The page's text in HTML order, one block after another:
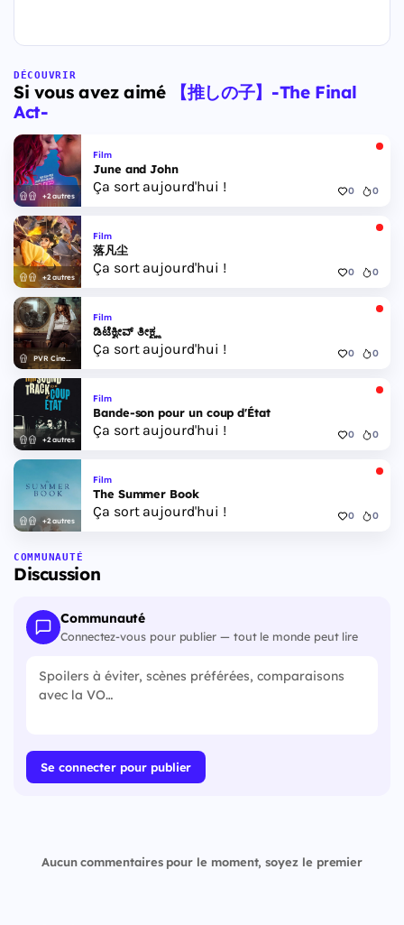
DÉCOUVRIR
Si vous avez aimé
【推しの子】-The Final
Act-
+2 autres
Film
June and John
Ça sort aujourd'hui ! 0 0
+2 autres
Film
落凡尘
Ça sort aujourd'hui ! 0 0
PVR Cinemas
Film
ಡಿಟೆಕ್ವೀವ್ ತೀಕ್ಷ್ಣ
Ça sort aujourd'hui ! 0 0
+2 autres
Film
Bande-son pour un coup d'État
Ça sort aujourd'hui ! 0 0
+2 autres
Film
The Summer Book
Ça sort aujourd'hui ! 0 0
COMMUNAUTÉ
Discussion
Communauté
Connectez-vous pour publier — tout le monde peut lire
Se connecter pour publier
Aucun commentaires pour le moment, soyez le premier